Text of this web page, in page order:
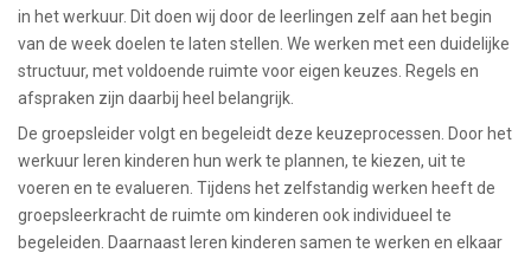
in het werkuur. Dit doen wij door de leerlingen zelf aan het begin
van de week doelen te laten stellen. We werken met een duidelijke
structuur, met voldoende ruimte voor eigen keuzes. Regels en
afspraken zijn daarbij heel belangrijk.
De groepsleider volgt en begeleidt deze keuzeprocessen. Door het
werkuur leren kinderen hun werk te plannen, te kiezen, uit te
voeren en te evalueren. Tijdens het zelfstandig werken heeft de
groepsleerkracht de ruimte om kinderen ook individueel te
begeleiden. Daarnaast leren kinderen samen te werken en elkaar